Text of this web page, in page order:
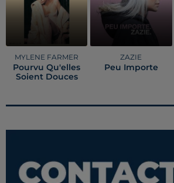
MYLENE FARMER
Pourvu Qu'elles
Soient Douces
ZAZIE
Peu Importe